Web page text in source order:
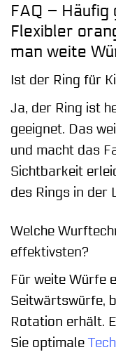
FAQ –
Flexibler
man weite
Ist der Ring für
Ja, der Ring ist
geeignet. Das
und macht das
Sichtbarkeit
des Rings in der
Welche
effektivsten?
Für weite Würfe
Seitwärtswürfe,
Rotation erhält.
Sie optimale